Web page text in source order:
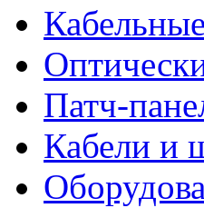
Патч-
Кабели и